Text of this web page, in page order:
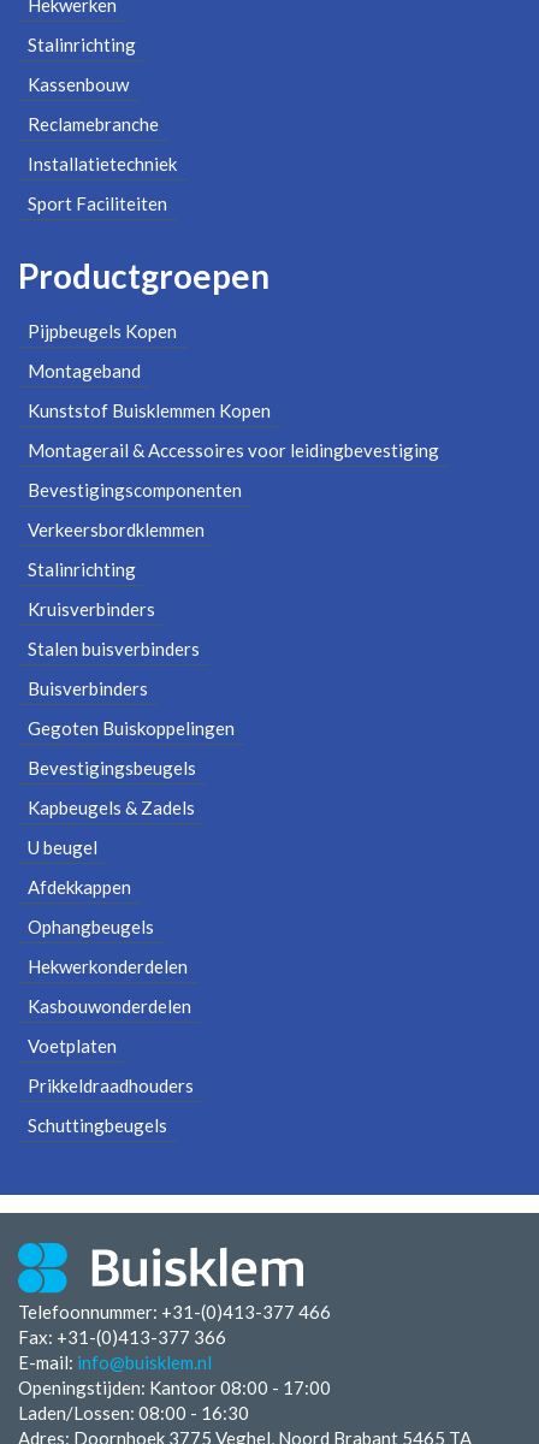
Hekwerken
Stalinrichting
Kassenbouw
Reclamebranche
Installatietechniek
Sport Faciliteiten
Productgroepen
Pijpbeugels Kopen
Montageband
Kunststof Buisklemmen Kopen
Montagerail & Accessoires voor leidingbevestiging
Bevestigingscomponenten
Verkeersbordklemmen
Stalinrichting
Kruisverbinders
Stalen buisverbinders
Buisverbinders
Gegoten Buiskoppelingen
Bevestigingsbeugels
Kapbeugels & Zadels
U beugel
Afdekkappen
Ophangbeugels
Hekwerkonderdelen
Kasbouwonderdelen
Voetplaten
Prikkeldraadhouders
Schuttingbeugels
Telefoonnummer: +31-(0)413-377 466
Fax: +31-(0)413-377 366
E-mail: info@buisklem.nl
Openingstijden: Kantoor 08:00 - 17:00
Laden/Lossen: 08:00 - 16:30
Adres: Doornhoek 3775 Veghel, Noord Brabant 5465 TA